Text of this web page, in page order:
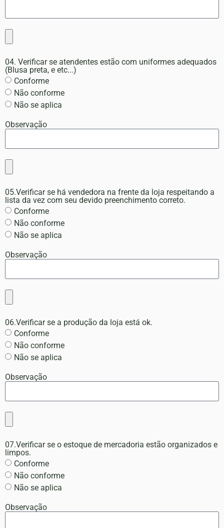
04. Verificar se atendentes estão com uniformes adequados
(Blusa preta, e etc...)
Conforme
Não conforme
Não se aplica
Observação
05.Verificar se há vendedora na frente da loja respeitando a
lista da vez com seu devido preenchimento correto.
Conforme
Não conforme
Não se aplica
Observação
06.Verificar se a produção da loja está ok.
Conforme
Não conforme
Não se aplica
Observação
07.Verificar se o estoque de mercadoria estão organizados e
limpos.
Conforme
Não conforme
Não se aplica
Observação